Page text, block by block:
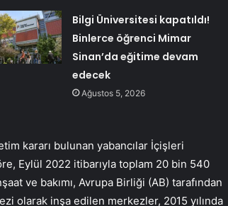
Bilgi Üniversitesi kapatıldı!
Binlerce öğrenci Mimar
Sinan’da eğitime devam
edecek
Ağustos 5, 2026
kararı bulunan yabancılar İçişleri
Eylül 2022 itibarıyla toplam 20 bin 540
ve bakımı, Avrupa Birliği (AB) tarafından
olarak inşa edilen merkezler, 2015 yılında